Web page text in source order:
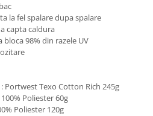
geamuri
la fel spalare dupa spalare
capta caldura
98% din razele UV
Portwest Texo Cotton Rich 245g
Poliester 60g
Poliester 120g